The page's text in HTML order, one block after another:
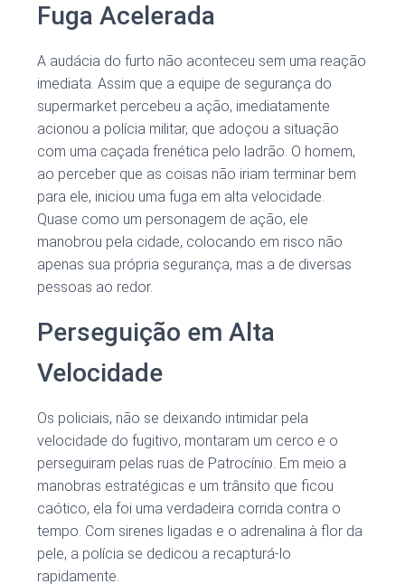
Fuga Acelerada
A audácia do furto não aconteceu sem uma reação
imediata. Assim que a equipe de segurança do
supermarket percebeu a ação, imediatamente
acionou a polícia militar, que adoçou a situação
com uma caçada frenética pelo ladrão. O homem,
ao perceber que as coisas não iriam terminar bem
para ele, iniciou uma fuga em alta velocidade.
Quase como um personagem de ação, ele
manobrou pela cidade, colocando em risco não
apenas sua própria segurança, mas a de diversas
pessoas ao redor.
Perseguição em Alta
Velocidade
Os policiais, não se deixando intimidar pela
velocidade do fugitivo, montaram um cerco e o
perseguiram pelas ruas de Patrocínio. Em meio a
manobras estratégicas e um trânsito que ficou
caótico, ela foi uma verdadeira corrida contra o
tempo. Com sirenes ligadas e o adrenalina à flor da
pele, a polícia se dedicou a recapturá-lo
rapidamente.